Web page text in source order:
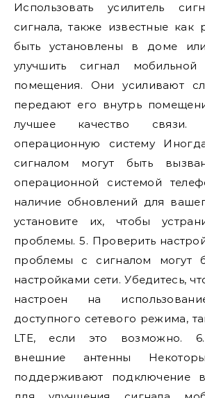
Использовать усилитель
сигнала, также известные как
быть установлены в доме
улучшить сигнал
помещения. Они усиливают
передают его внутрь
лучшее качество
операционную систему
сигналом могут быть
операционной системой
наличие обновлений для
установите их, чтобы
проблемы. 5. Проверить
проблемы с сигналом могут
настройками сети. Убедитесь,
настроен на
доступного сетевого режима,
LTE, если это возможно. 6.
внешние антенны
поддерживают подключение